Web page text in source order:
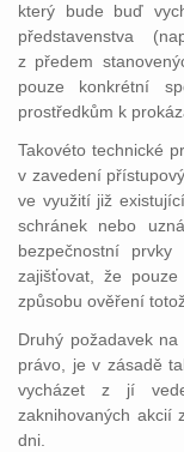
který bude buď
představenstva
z předem
pouze konkrétní
prostředkům k
Takovéto technické
v zavedení
ve využití již
schránek nebo
bezpečnostní
zajišťovat, že
způsobu ověření to
Druhý požadavek
právo, je v zásadě
vycházet z jí
zaknihovaných akcií
dni.